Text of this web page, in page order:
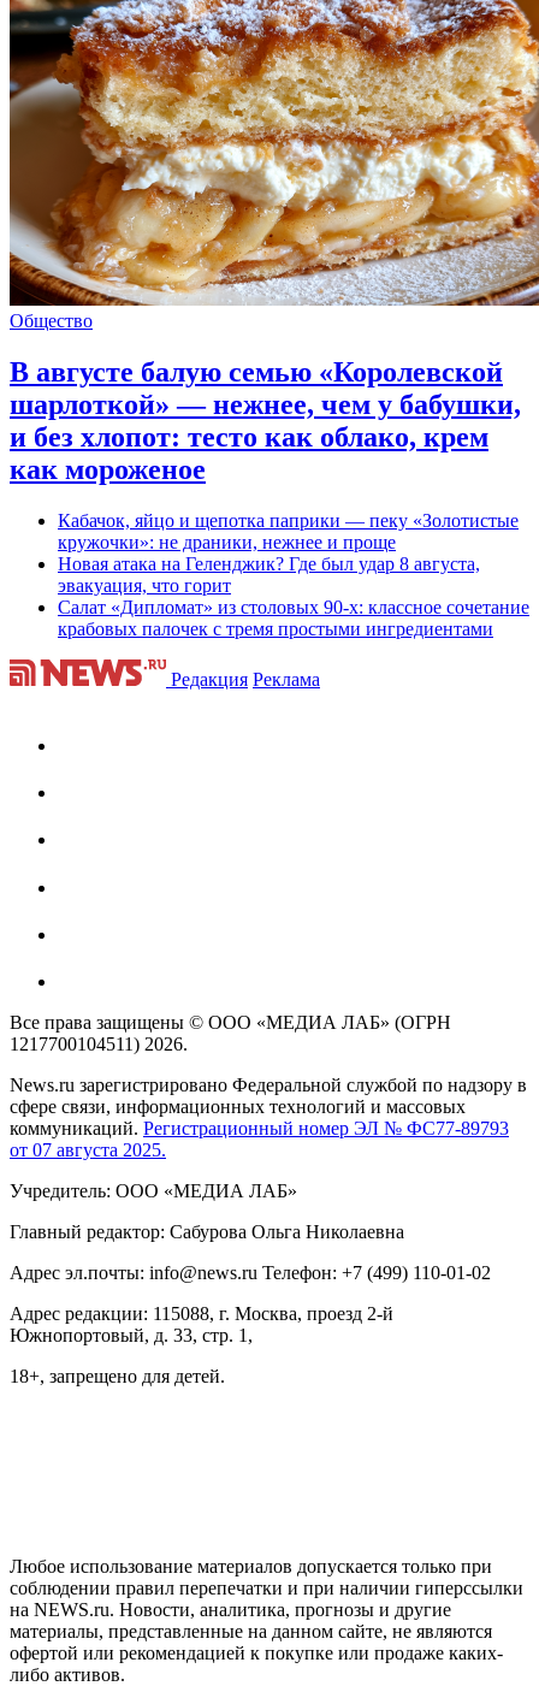
Общество
В августе балую семью «Королевской
шарлоткой» — нежнее, чем у бабушки,
и без хлопот: тесто как облако, крем
как мороженое
Кабачок, яйцо и щепотка паприки — пеку «Золотистые
кружочки»: не драники, нежнее и проще
Новая атака на Геленджик? Где был удар 8 августа,
эвакуация, что горит
Салат «Дипломат» из столовых 90-х: классное сочетание
крабовых палочек с тремя простыми ингредиентами
Редакция Реклама
Все права защищены © ООО «МЕДИА ЛАБ» (ОГРН
1217700104511) 2026.
News.ru зарегистрировано Федеральной службой по надзору в
сфере связи, информационных технологий и массовых
коммуникаций. Регистрационный номер ЭЛ № ФС77-89793
от 07 августа 2025.
Учредитель: ООО «МЕДИА ЛАБ»
Главный редактор: Сабурова Ольга Николаевна
Адрес эл.почты: info@news.ru Телефон: +7 (499) 110-01-02
Адрес редакции: 115088, г. Москва, проезд 2-й
Южнопортовый, д. 33, стр. 1,
18+, запрещено для детей.
Любое использование материалов допускается только при
соблюдении правил перепечатки и при наличии гиперссылки
на NEWS.ru. Новости, аналитика, прогнозы и другие
материалы, представленные на данном сайте, не являются
офертой или рекомендацией к покупке или продаже каких-
либо активов.